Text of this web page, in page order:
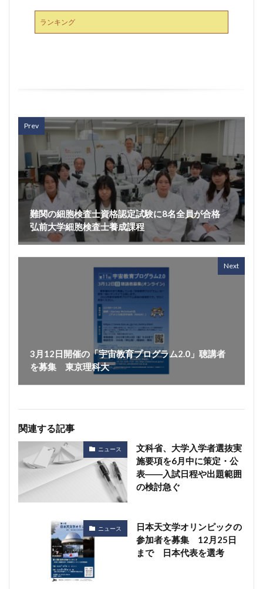
ランキング
Prev
難関の細胞検査士資格認定試験に8名全員が合格
弘前大学細胞検査士養成課程
Next
3月12日開催の「宇宙教育プログラム2.0」聴講者
を募集 東京理科大
関連する記事
ニュース
文科省、大学入学者選抜実
施要項を6月中に策定・公
表――入試日程や出題範囲
の検討急ぐ
ニュース
日本天文学オリンピックの
参加者を募集 12月25日
まで 日本代表を選考